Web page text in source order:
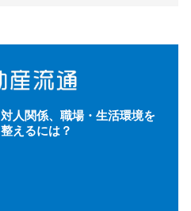
対人関係、職場・生活環境を
整えるには？